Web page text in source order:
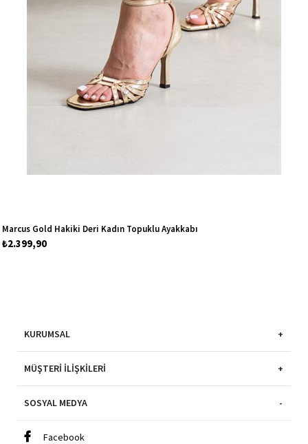
Marcus Gold Hakiki Deri Kadın Topuklu Ayakkabı
₺2.399,90
KURUMSAL
MÜŞTERI İLIŞKILERI
SOSYAL MEDYA
Facebook